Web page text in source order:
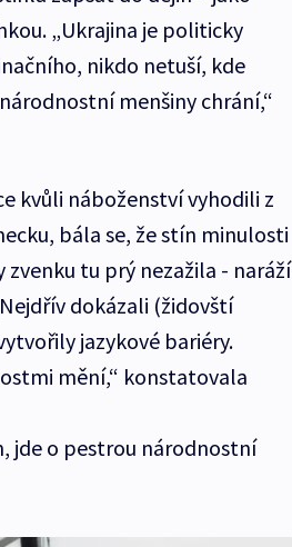
„Ukrajina je politicky
nikdo netuší, kde
menšiny chrání,“
kvůli náboženství vyhodili z
bála se, že stín minulosti
tu prý nezažila - naráží
dokázali (židovští
jazykové bariéry.
mění,“ konstatovala
jde o pestrou národnostní